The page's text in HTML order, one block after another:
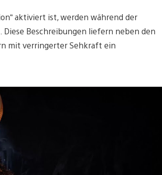
aktiviert ist, werden während der
Beschreibungen liefern neben den
mit verringerter Sehkraft ein